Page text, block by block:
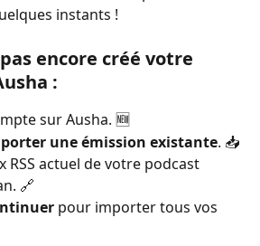
instants !
encore créé votre
:
sur Ausha. 🆕
une émission existante. 📥
RSS actuel de votre podcast
🔗
pour importer tous vos